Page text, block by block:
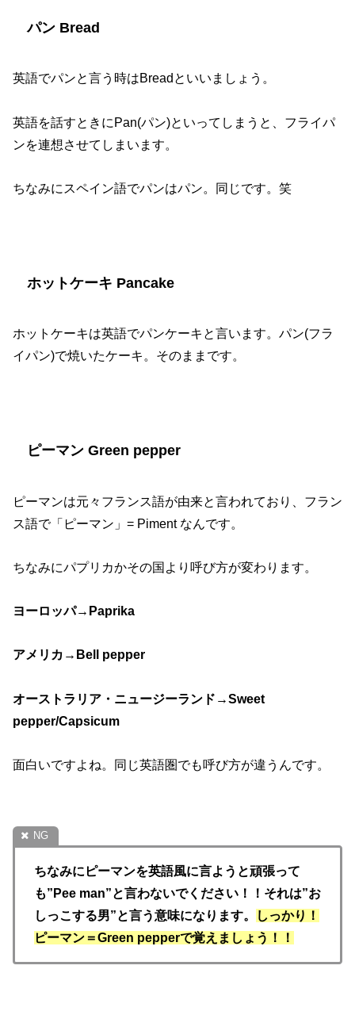
パン Bread
英語でパンと言う時はBread といいましょう。
英語を話すときに Pan(パン)といってしまうと、フライパ
ンを連想させてしまいます。
ちなみにスペイン語でパンはパン。同じです。笑
ホットケーキ Pancake
ホットケーキは英語でパンケーキと言います。パン(フラ
イパン)で焼いたケーキ。そのままです。
ピーマン Green pepper
ピーマンは元々フランス語が由来と言われており、フラン
ス語で「ピーマン」 = Piment なんです。
ちなみにパプリカかその国より呼び方が変わります。
ヨーロッパ→Paprika
アメリカ →Bell pepper
オーストラリア・ニュージーランド →Sweet
pepper/Capsicum
面白いですよね。同じ英語圏でも呼び方が違うんです。
ちなみにピーマンを英語風に言ようと頑張って
も”Pee man”と言わないでください！！ それは”お
しっこする男”と言う意味になります。
しっかり！
ピーマン＝Green pepperで覚えましょう！！